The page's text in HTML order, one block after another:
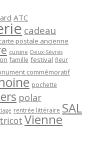
ATC
cadeau
postale ancienne
cuisine Deux-Sèvres
famille festival fleur
commémoratif
pochette
polar
rentrée littéraire SAL
tricot Vienne